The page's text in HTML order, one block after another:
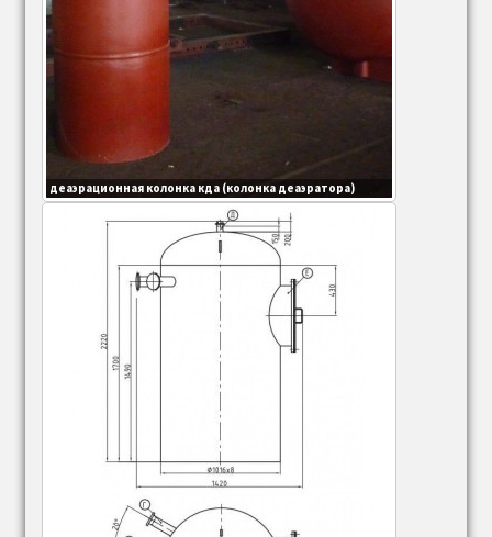
Коллектор, камера котла ДЕ
Барабаны ДКВР
Барабаны котла ДЕ
Барабаны котла КЕ
Опускные (водоопускные) и перепускные
трубы котла
Трубы опускные, перепускные котла ДКВР
Трубы опускные, перепускные котла КЕ
деаэрационная колонка кда (колонка деаэратора)